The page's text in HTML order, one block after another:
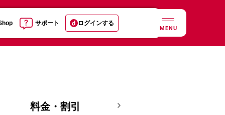
サポート ログインする
MENU
料金・割引